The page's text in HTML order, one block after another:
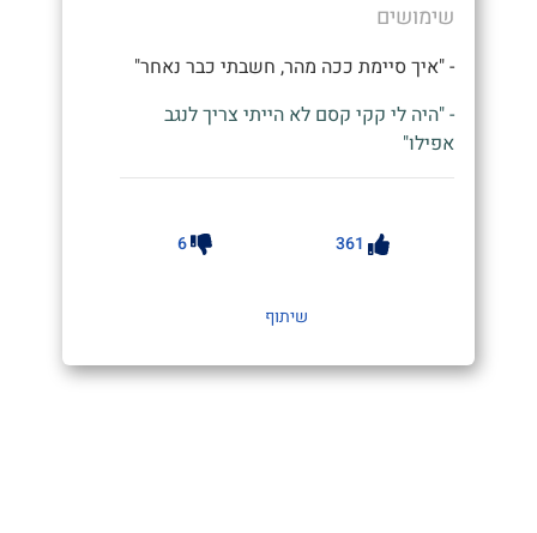
שימושים
- "איך סיימת ככה מהר, חשבתי כבר נאחר"
- "היה לי קקי קסם לא הייתי צריך לנגב
אפילו"
361
6
שיתוף